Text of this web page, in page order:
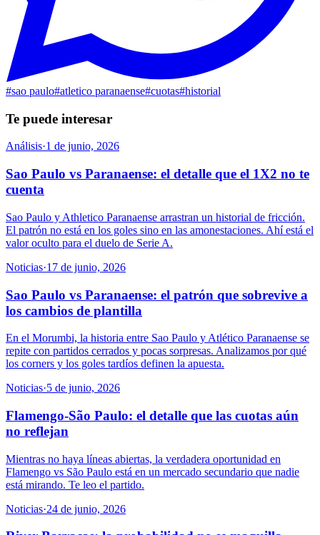
#sao paulo#atletico paranaense#cuotas#historial
Te puede interesar
Análisis·1 de junio, 2026
Sao Paulo vs Paranaense: el detalle que el 1X2 no te
cuenta
Sao Paulo y Athletico Paranaense arrastran un historial de fricción.
El patrón no está en los goles sino en las amonestaciones. Ahí está el
valor oculto para el duelo de Serie A.
Noticias·17 de junio, 2026
Sao Paulo vs Paranaense: el patrón que sobrevive a
los cambios de plantilla
En el Morumbi, la historia entre Sao Paulo y Atlético Paranaense se
repite con partidos cerrados y pocas sorpresas. Analizamos por qué
los corners y los goles tardíos definen la apuesta.
Noticias·5 de junio, 2026
Flamengo-São Paulo: el detalle que las cuotas aún
no reflejan
Mientras no haya líneas abiertas, la verdadera oportunidad en
Flamengo vs São Paulo está en un mercado secundario que nadie
está mirando. Te leo el partido.
Noticias·24 de junio, 2026